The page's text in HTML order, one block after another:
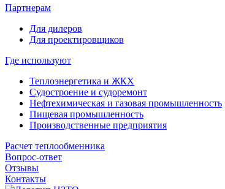
Партнерам
Для дилеров
Для проектировщиков
Где используют
Теплоэнергетика и ЖКХ
Судостроение и судоремонт
Нефтехимическая и газовая промышленность
Пищевая промышленность
Производственные предприятия
Расчет теплообменника
Вопрос-ответ
Отзывы
Контакты